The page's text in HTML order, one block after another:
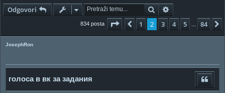
Odgovori Pretražnik
834 posta Stranica: 2/ 84.
Prethodna
1 2 3 4 5 84
JosephRon
голоса в вк за задания